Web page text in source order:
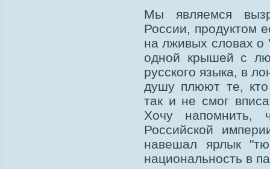
Мы являемся
России, продуктом
на лживых словах о
одной крышей с
русского языка, в
душу плюют те, кто
так и не смог
Хочу напомнить,
Российской
навешал ярлык
национальность в